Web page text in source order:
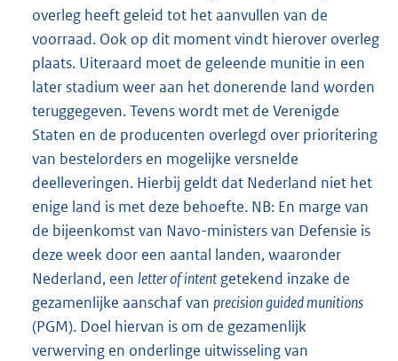
overleg heeft geleid tot het aanvullen van de
voorraad. Ook op dit moment vindt hierover overleg
plaats. Uiteraard moet de geleende munitie in een
later stadium weer aan het donerende land worden
teruggegeven. Tevens wordt met de Verenigde
Staten en de producenten overlegd over prioritering
van bestelorders en mogelijke versnelde
deelleveringen. Hierbij geldt dat Nederland niet het
enige land is met deze behoefte. NB: En marge van
de bijeenkomst van Navo-ministers van Defensie is
deze week door een aantal landen, waaronder
Nederland, een letter of intent getekend inzake de
gezamenlijke aanschaf van precision guided munitions
(PGM). Doel hiervan is om de gezamenlijk
verwerving en onderlinge uitwisseling van